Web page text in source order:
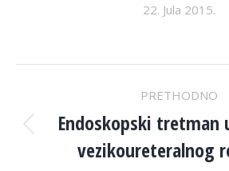
22. Jula 2015.
NAVIGATION
PRETHODNO
post:
Endoskopski tretman
vezikoureteralnog